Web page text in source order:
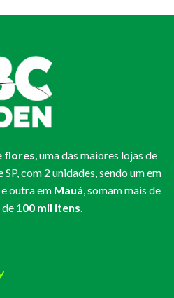
flores, uma das maiores lojas de
com 2 unidades, sendo um em
e outra em Mauá, somam mais de
de 100 mil itens.